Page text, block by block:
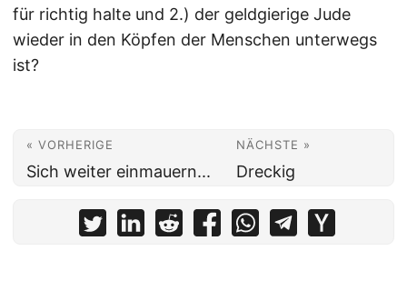
für richtig halte und 2.) der geldgierige Jude
wieder in den Köpfen der Menschen unterwegs
ist?
« VORHERIGE
Sich weiter einmauern...
NÄCHSTE »
Dreckig